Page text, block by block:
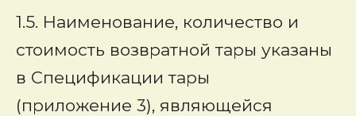
1.5. Наименование, количество и
стоимость возвратной тары указаны
в Спецификации тары
(приложение 3), являющейся